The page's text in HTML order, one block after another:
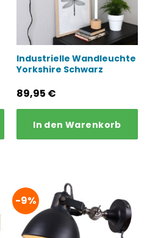
Industrielle Wandleuchte
Yorkshire Schwarz
89,95 €
In den Warenkorb
-9%